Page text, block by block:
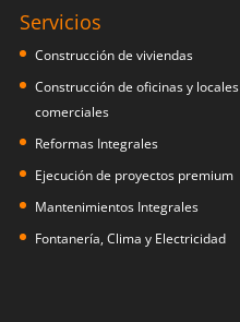
Servicios
Construcción de viviendas
Construcción de oficinas y locales
comerciales
Reformas Integrales
Ejecución de proyectos premium
Mantenimientos Integrales
Fontanería, Clima y Electricidad